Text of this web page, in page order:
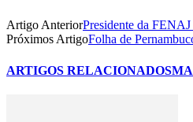
Artigo AnteriorPresidente da
Próximos ArtigoFolha de
ARTIGOS RELACIONADOS